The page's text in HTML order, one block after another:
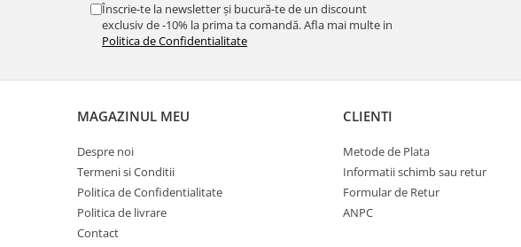
Înscrie-te la newsletter și bucură-te de un discount
exclusiv de -10% la prima ta comandă. Afla mai multe in
Politica de Confidentialitate
MAGAZINUL MEU
Despre noi
Termeni si Conditii
Politica de Confidentialitate
Politica de livrare
Contact
CLIENTI
Metode de Plata
Informatii schimb sau retur
Formular de Retur
ANPC